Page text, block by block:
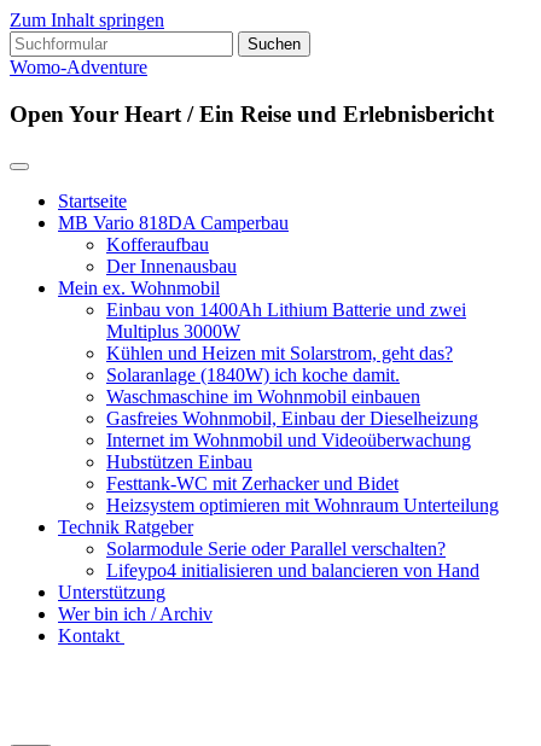
Zum Inhalt springen
Suchen
nach:
Womo-Adventure
Open Your Heart / Ein Reise und Erlebnisbericht
Startseite
MB Vario 818DA Camperbau
Kofferaufbau
Der Innenausbau
Mein ex. Wohnmobil
Einbau von 1400Ah Lithium Batterie und zwei
Multiplus 3000W
Kühlen und Heizen mit Solarstrom, geht das?
Solaranlage (1840W) ich koche damit.
Waschmaschine im Wohnmobil einbauen
Gasfreies Wohnmobil, Einbau der Dieselheizung
Internet im Wohnmobil und Videoüberwachung
Hubstützen Einbau
Festtank-WC mit Zerhacker und Bidet
Heizsystem optimieren mit Wohnraum Unterteilung
Technik Ratgeber
Solarmodule Serie oder Parallel verschalten?
Lifeypo4 initialisieren und balancieren von Hand
Unterstützung
Wer bin ich / Archiv
Kontakt